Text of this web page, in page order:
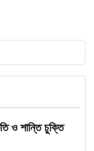
ও শান্তি চুক্তি